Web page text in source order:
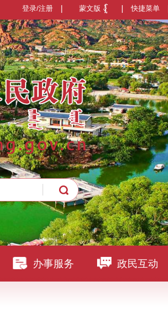
快捷菜单
蒙文版
登录/注册
办事服务 政民互动